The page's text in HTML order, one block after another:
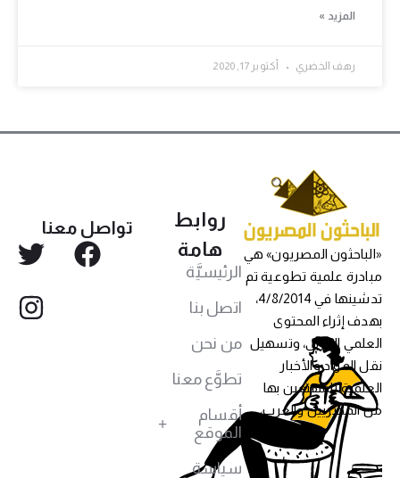
المزيد »
رهف الخضري أكتوبر 17, 2020
«الباحثون المصريون» هي
مبادرة علمية تطوعية تم
تدشينها في 4/8/2014،
بهدف إثراء المحتوى
العلمي العربي، وتسهيل
نقل المواد والأخبار
العلمية للمهتمين بها
من المصريين والعرب،
روابط
هامة
الرئيسيَّة
اتصل بنا
من نحن
تطوَّع معنا
أقسام
الموقع
سياسة
تواصل معنا